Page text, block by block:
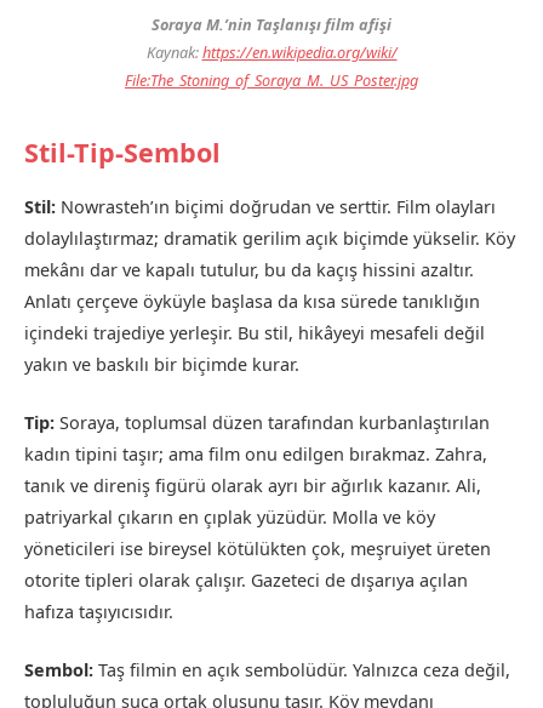
Soraya M.’nin Taşlanışı film afişi
Kaynak:https://en.wikipedia.org/wiki/
File:The_Stoning_of_Soraya_M._US_Poster.jpg
Stil-Tip-Sembol
Stil: Nowrasteh’ın biçimi doğrudan ve serttir. Film olayları
dolaylılaştırmaz; dramatik gerilim açık biçimde yükselir. Köy
mekânı dar ve kapalı tutulur, bu da kaçış hissini azaltır.
Anlatı çerçeve öyküyle başlasa da kısa sürede tanıklığın
içindeki trajediye yerleşir. Bu stil, hikâyeyi mesafeli değil
yakın ve baskılı bir biçimde kurar.
Tip: Soraya, toplumsal düzen tarafından kurbanlaştırılan
kadın tipini taşır; ama film onu edilgen bırakmaz. Zahra,
tanık ve direniş figürü olarak ayrı bir ağırlık kazanır. Ali,
patriyarkal çıkarın en çıplak yüzüdür. Molla ve köy
yöneticileri ise bireysel kötülükten çok, meşruiyet üreten
otorite tipleri olarak çalışır. Gazeteci de dışarıya açılan
hafıza taşıyıcısıdır.
Sembol: Taş filmin en açık sembolüdür. Yalnızca ceza değil,
topluluğun suça ortak oluşunu taşır. Köy meydanı